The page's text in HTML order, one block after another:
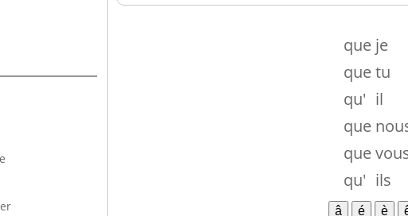
que je
quetu
qu' il
que
que
qu' ils